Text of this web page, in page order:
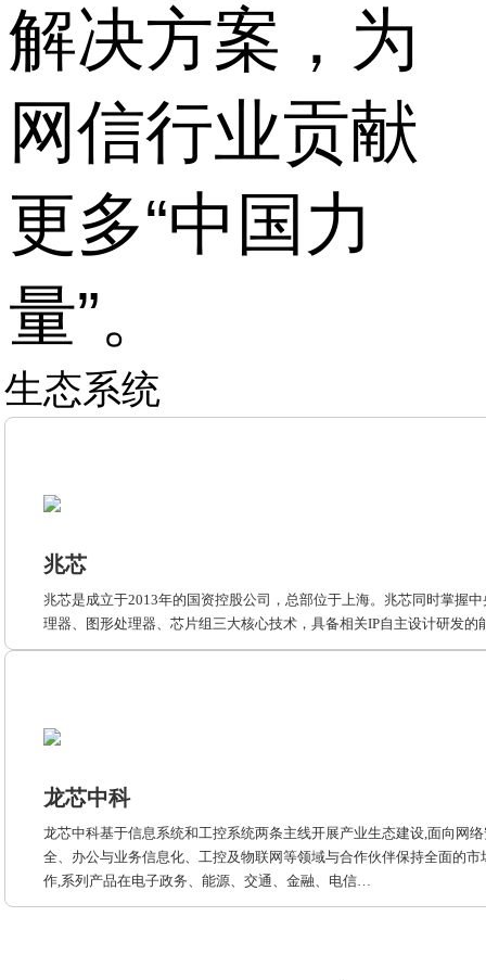
解决方案，为
网信行业贡献
更多“中国力
量”。
生态系统
兆芯
兆芯是成立于2013年的国资控股公司，总部位于上海。兆芯同时掌握中
理器、图形处理器、芯片组三大核心技术，具备相关IP自主设计研发的
龙芯中科
龙芯中科基于信息系统和工控系统两条主线开展产业生态建设,面向网
全、办公与业务信息化、工控及物联网等领域与合作伙伴保持全面的市
作,系列产品在电子政务、能源、交通、金融、电信…